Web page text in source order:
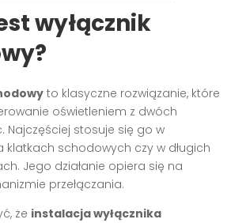
wyłącznik
to klasyczne rozwiązanie, które
oświetleniem z dwóch
Najczęściej stosuje się go w
klatkach schodowych czy w długich
Jego działanie opiera się na
przełączania.
że instalacja wyłącznika